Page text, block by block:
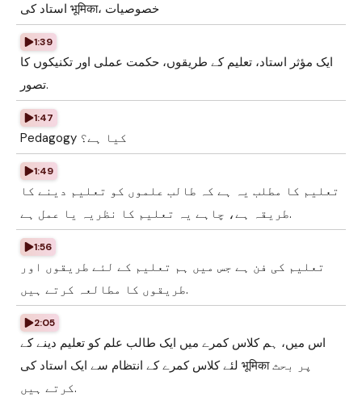
استاد کی भूमिका، خصوصیات
1:39
ایک مؤثر استاد، تعلیم کے طریقوں، حکمت عملی اور تکنیکوں کا
تصور.
1:47
Pedagogy کیا ہے؟
1:49
تعلیم کا مطلب یہ ہے کہ طالب علموں کو تعلیم دینے کا
طریقہ ہے، چاہے یہ تعلیم کا نظریہ یا عمل ہے.
1:56
تعلیم کی فن ہے جس میں ہم تعلیم کے لئے طریقوں اور
طریقوں کا مطالعہ کرتے ہیں.
2:05
اس میں، ہم کلاس کمرے میں ایک طالب علم کو تعلیم دینے کے
لئے کلاس کمرے کے انتظام سے ایک استاد کی भूमिका پر بحث
کرتے ہیں.